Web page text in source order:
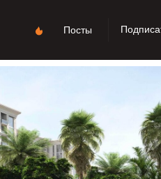
Посты